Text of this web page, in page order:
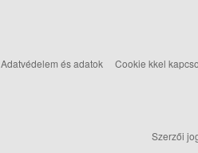
Adatvédelem és adatok Cookie kkel
Szerzői